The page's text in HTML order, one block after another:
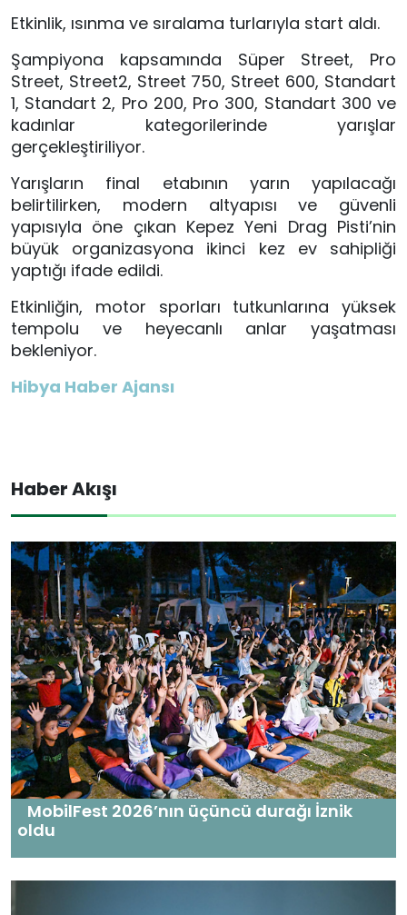
Etkinlik, ısınma ve sıralama turlarıyla start aldı.
Şampiyona kapsamında Süper Street, Pro
Street, Street2, Street 750, Street 600, Standart
1, Standart 2, Pro 200, Pro 300, Standart 300 ve
kadınlar kategorilerinde yarışlar
gerçekleştiriliyor.
Yarışların final etabının yarın yapılacağı
belirtilirken, modern altyapısı ve güvenli
yapısıyla öne çıkan Kepez Yeni Drag Pisti’nin
büyük organizasyona ikinci kez ev sahipliği
yaptığı ifade edildi.
Etkinliğin, motor sporları tutkunlarına yüksek
tempolu ve heyecanlı anlar yaşatması
bekleniyor.
Hibya Haber Ajansı
Haber Akışı
MobilFest 2026’nın üçüncü durağı İznik
oldu